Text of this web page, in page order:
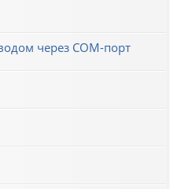
через COM-порт